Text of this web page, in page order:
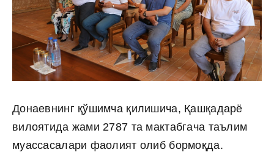
Донаевнинг қўшимча қилишича, Қашқадарё
вилоятида жами 2787 та мактабгача таълим
муассасалари фаолият олиб бормоқда.